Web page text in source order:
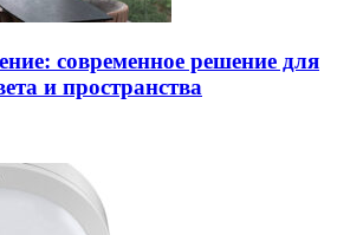
современное решение для
и пространства